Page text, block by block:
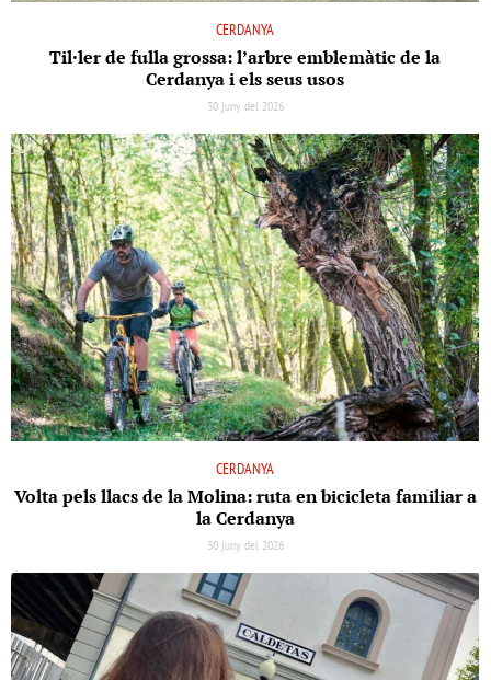
CERDANYA
Til·ler de fulla grossa: l’arbre emblemàtic de la
Cerdanya i els seus usos
30 juny del 2026
CERDANYA
Volta pels llacs de la Molina: ruta en bicicleta familiar a
la Cerdanya
30 juny del 2026